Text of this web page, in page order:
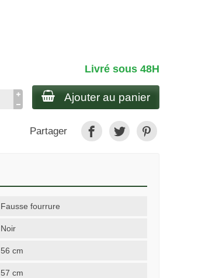
Livré sous 48H
Ajouter au panier
Partager
Fausse fourrure
Noir
56 cm
57 cm